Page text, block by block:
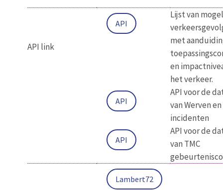
API link
API
Lijst van
met
en
het verkeer.
API
API voor de
van Werven en
incidenten
API
API voor de
van TMC
Lambert72